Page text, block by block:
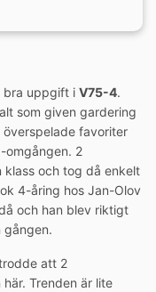
bra uppgift i V75-4.
som given gardering
favoriter
omgången. 2
klass och tog då enkelt
4-åring hos Jan-Olov
och han blev riktigt
gången.
att 2
Trenden är lite